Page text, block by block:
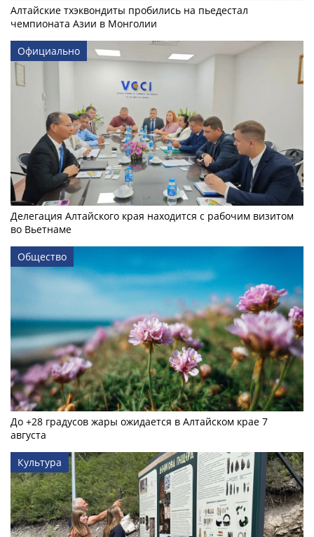
Алтайские тхэквондиты пробились на пьедестал
чемпионата Азии в Монголии
Официально
Делегация Алтайского края находится с рабочим визитом
во Вьетнаме
Общество
До +28 градусов жары ожидается в Алтайском крае 7
августа
Культура